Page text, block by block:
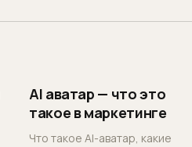
AI аватар — что это
такое в маркетинге
Что такое AI-аватар, какие